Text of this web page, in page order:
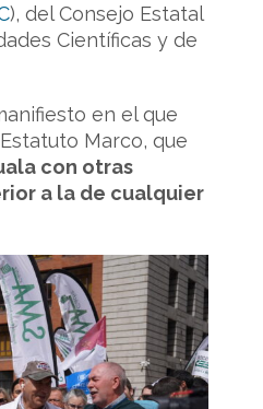
), del Consejo Estatal
Científicas y de
en el que
Marco, que
con otras
a la de cualquier